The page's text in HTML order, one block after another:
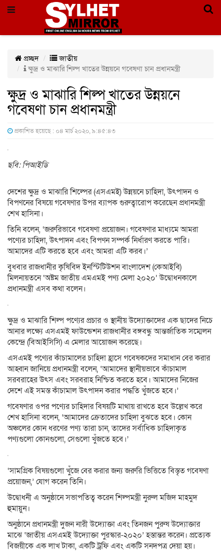
প্রচ্ছদ
জাতীয়
ক্ষুদ্র ও মাঝারি শিল্প খাতের উন্নয়নে গবেষণা চান প্রধানমন্ত্রী
ক্ষুদ্র ও মাঝারি শিল্প খাতের উন্নয়নে
গবেষণা চান প্রধানমন্ত্রী
প্রকাশিত হয়েছে : ০৪ মার্চ ২০২০, ৯:৪৫:৪৩
ছবি: পিআইডি
দেশের ক্ষুদ্র ও মাঝারি শিল্পের (এসএমই) উন্নয়নে চাহিদা, উৎপাদন ও
বিপণনের বিষয়ে গবেষণার উপর ব্যাপক গুরুত্বারোপ করেছেন প্রধানমন্ত্রী
শেখ হাসিনা।
তিনি বলেন, ‘জরুরিভাবে গবেষণা প্রয়োজন। গবেষণার মাধ্যমে আমরা
পণ্যের চাহিদা, উৎপাদন এবং বিপণন সম্পর্ক নির্ধারণ করতে পারি।
আমাদের এটি করতে হবে এবং আমরা এটি করব।’
বুধবার রাজধানীর কৃষিবিদ ইনস্টিটিউশন বাংলাদেশ (কেআইবি)
মিলনায়তনে ‘অষ্টম জাতীয় এমএমই পণ্য মেলা ২০২০’ উদ্বোধনকালে
প্রধানমন্ত্রী এসব কথা বলেন।
ক্ষুদ্র ও মাঝারি শিল্প পণ্যের প্রচার ও স্থানীয় উদ্যোক্তাদের এক ছাদের নিচে
আনার লক্ষ্যে এসএমই ফাউন্ডেশন রাজধানীর বঙ্গবন্ধু আন্তর্জাতিক সম্মেলন
কেন্দ্রে (বিআইসিসি) এ মেলার আয়োজন করেছে।
এসএমই পণ্যের কাঁচামালের চাহিদা হ্রাসে গবেষকদের সমাধান বের করার
আহ্বান জানিয়ে প্রধানমন্ত্রী বলেন, ‘আমাদের স্থানীয়ভাবে কাঁচামাল
সরবরাহের উৎস এবং সরবরাহ নিশ্চিত করতে হবে। আমাদের নিজের
দেশে এই সমস্ত কাঁচামাল উৎপাদন করার পদ্ধতি খুঁজতে হবে।’
গবেষণার ওপর পণ্যের চাহিদার বিষয়টি মাথায় রাখতে হবে উল্লেখ করে
শেখ হাসিনা বলেন, ‘আমাদের ক্রেতাদের চাহিদা বুঝতে হবে। কোন
অঞ্চলের কোন ধরণের পণ্য তারা চান, তাদের সর্বাধিক চাহিদাকৃত
পণ্যগুলো কোনগুলো, সেগুলো খুঁজতে হবে।’
‘সামগ্রিক বিষয়গুলো খুঁজে বের করার জন্য জরুরি ভিত্তিতে বিস্তৃত গবেষণা
প্রয়োজন,’ যোগ করেন তিনি।
উদ্বোধনী এ অনুষ্ঠানে সভাপতিত্ব করেন শিল্পমন্ত্রী নুরুল মজিদ মাহমুদ
হুমায়ুন।
অনুষ্ঠানে প্রধানমন্ত্রী দুজন নারী উদ্যোক্তা এবং তিনজন পুরুষ উদ্যোক্তার
মাঝে ‘জাতীয় এসএমই উদ্যোক্তা পুরস্কার-২০২০’ হস্তান্তর করেন। প্রত্যেক
বিজয়ীকে এক লাখ টাকা, একটি ট্রফি এবং একটি সনদপত্র দেয়া হয়।